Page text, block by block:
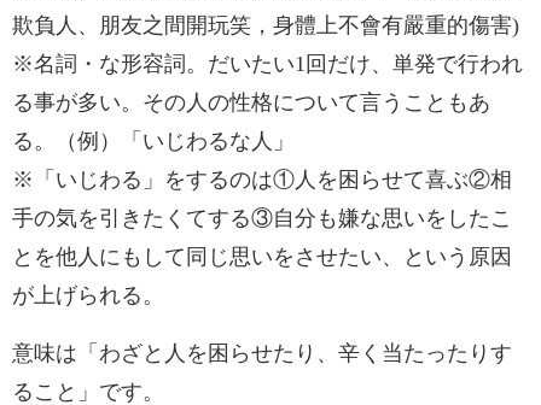
欺負人、朋友之間開玩笑，身體上不會有嚴重的傷害)
※名詞・な形容詞。だいたい1回だけ、単発で行われ
る事が多い。その人の性格について言うこともあ
る。（例）「いじわるな人」
※「いじわる」をするのは①人を困らせて喜ぶ②相
手の気を引きたくてする③自分も嫌な思いをしたこ
とを他人にもして同じ思いをさせたい、という原因
が上げられる。
意味は「わざと人を困らせたり、辛く当たったりす
ること」です。